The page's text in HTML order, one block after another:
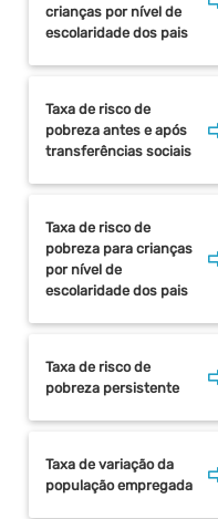
crianças por nível de
escolaridade dos pais
Taxa de risco de
pobreza antes e após
transferências sociais
Taxa de risco de
pobreza para crianças
por nível de
escolaridade dos pais
Taxa de risco de
pobreza persistente
Taxa de variação da
população empregada